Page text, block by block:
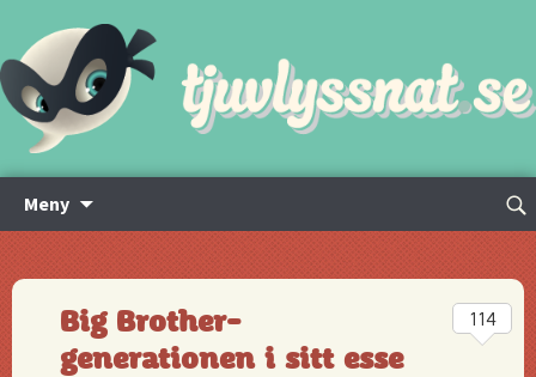
Meny
innehåll
Sök
Big Brother-
generationen i sitt esse
114